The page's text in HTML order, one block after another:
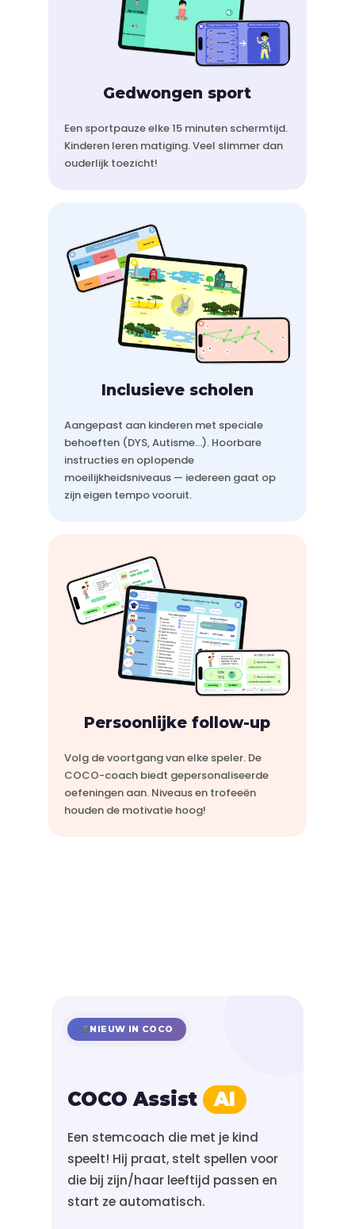
Gedwongen sport
Een sportpauze elke 15 minuten schermtijd.
Kinderen leren matiging. Veel slimmer dan
ouderlijk toezicht!
Inclusieve scholen
Aangepast aan kinderen met speciale
behoeften (DYS, Autisme…). Hoorbare
instructies en oplopende
moeilijkheidsniveaus — iedereen gaat op
zijn eigen tempo vooruit.
Persoonlijke follow-up
Volg de voortgang van elke speler. De
COCO-coach biedt gepersonaliseerde
oefeningen aan. Niveaus en trofeeën
houden de motivatie hoog!
NIEUW IN COCO
COCO Assist AI
Een stemcoach die met je kind
speelt! Hij praat, stelt spellen voor
die bij zijn/haar leeftijd passen en
start ze automatisch.